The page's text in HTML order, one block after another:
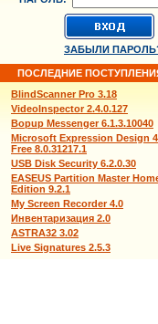
ЗАБЫЛИ
ПОСЛЕДНИЕ
BlindScanner Pro 3.18
VideoInspector 2.4.0.127
Bopup Messenger 6.1.3.10040
Microsoft Expression Design 4
Free 8.0.31217.1
USB Disk Security 6.2.0.30
EASEUS Partition Master
Edition 9.2.1
My Screen Recorder 4.0
Инвентаризация 2.0
ASTRA32 3.02
Live Signatures 2.5.3